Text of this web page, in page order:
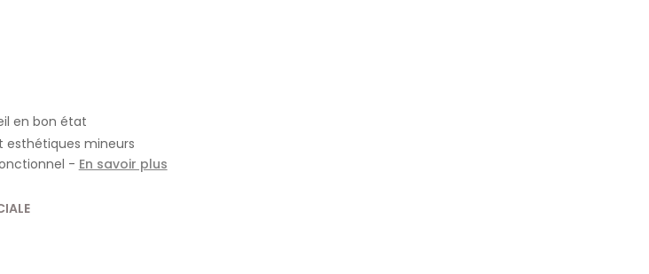
en bon état
esthétiques mineurs
- En savoir plus